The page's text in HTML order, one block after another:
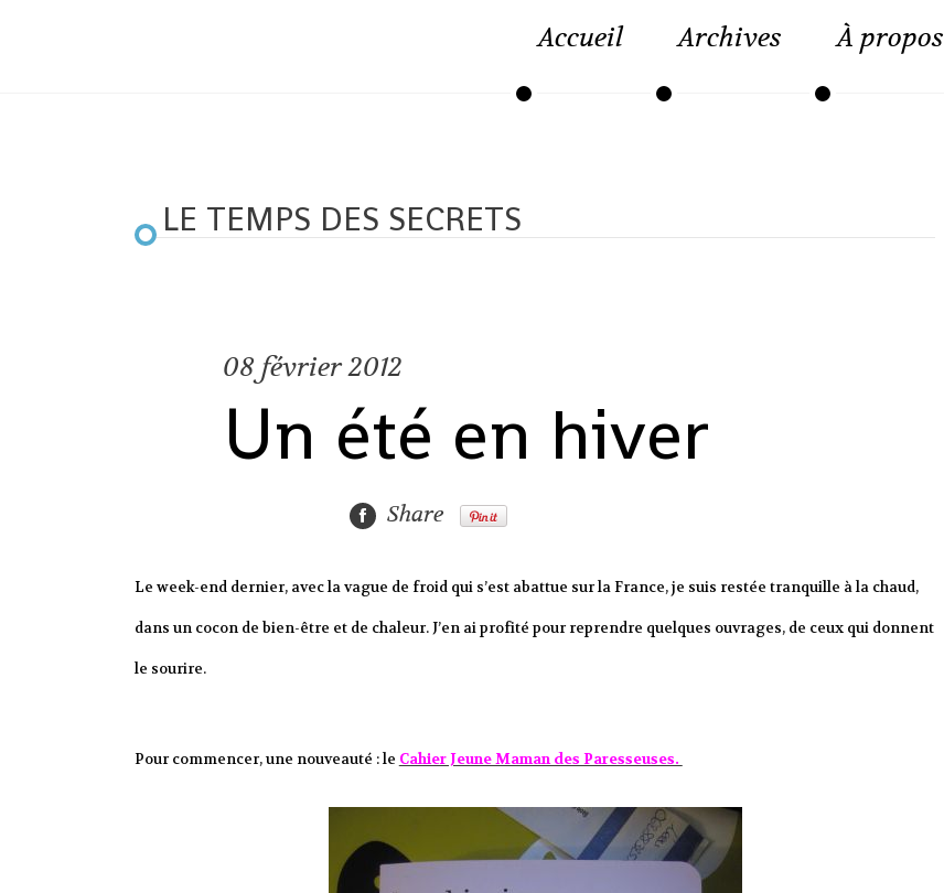
Accueil Archives À propos
LE TEMPS DES SECRETS
08 février 2012
Un été en hiver
Share
Le week-end dernier, avec la vague de froid qui s’est abattue sur la France, je suis restée tranquille à la chaud,
dans un cocon de bien-être et de chaleur. J’en ai profité pour reprendre quelques ouvrages, de ceux qui donnent
le sourire.
Pour commencer, une nouveauté : le Cahier Jeune Maman des Paresseuses.